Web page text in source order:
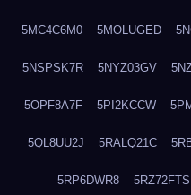
5MC4C6M0 5MOLUGED
5NSPSK7R 5NYZ03GV
5OPF8A7F 5PI2KCCW
5QL8UU2J 5RALQ21C
5RP6DWR8 5RZ72FTS